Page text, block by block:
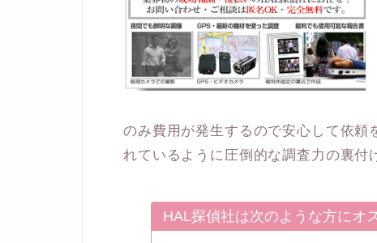
のみ費用が発生するので安心して依頼
れているように圧倒的な調査力の裏付
HAL探偵社は次のような方にオ